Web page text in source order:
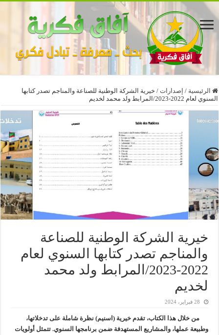
الرئيسية / إصدارات / خيرية الشركة الوطنية للصناعة والمناجم تصدر كتابها
السنوي لعام 2022-2023/المرابط ولد محمد لخديم
خيرية الشركة الوطنية للصناعة
والمناجم تصدر كتابها السنوي لعام
2022-2023/المرابط ولد محمد
لخديم
28 فبراير، 2024
من خلال هذا الكتاب، تقدم خيرية (اسنيم) نظرة شاملة على تدخلاتها،
وطبيعة عملها، والمشاريع المستهدفة ضمن برنامجها السنوي. تتمثل أولويات